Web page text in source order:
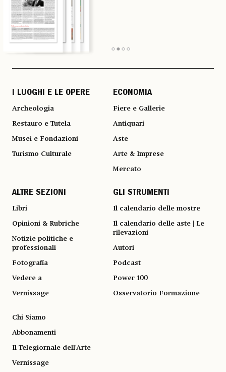
I LUOGHI E LE OPERE
Archeologia
Restauro e Tutela
Musei e Fondazioni
Turismo Culturale
ECONOMIA
Fiere e Gallerie
Antiquari
Aste
Arte & Imprese
Mercato
ALTRE SEZIONI
Libri
Opinioni & Rubriche
Notizie politiche e
professionali
Fotografia
Vedere a
Vernissage
GLI STRUMENTI
Il calendario delle mostre
Il calendario delle aste | Le
rilevazioni
Autori
Podcast
Power 100
Osservatorio Formazione
Chi Siamo
Abbonamenti
Il Telegiornale dell'Arte
Vernissage